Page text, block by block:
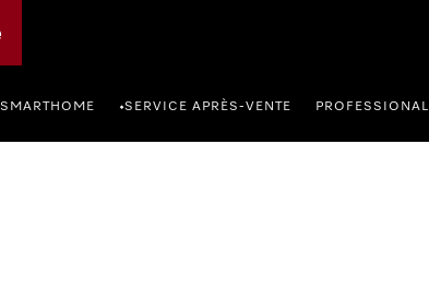
SMARTHOME •SERVICE APRÈS-VENTE PROFESSIONAL